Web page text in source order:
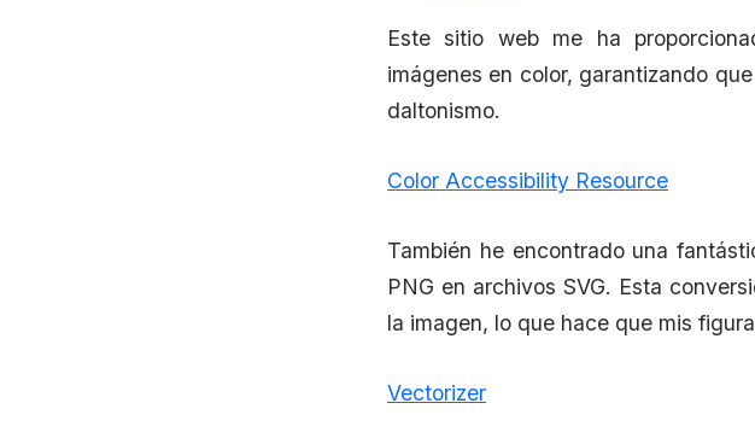
Este sitio web me ha
imágenes en color, garantizando
daltonismo.
Color Accessibility Resource
También he encontrado una
PNG en archivos SVG. Esta
la imagen, lo que hace que mis
Vectorizer